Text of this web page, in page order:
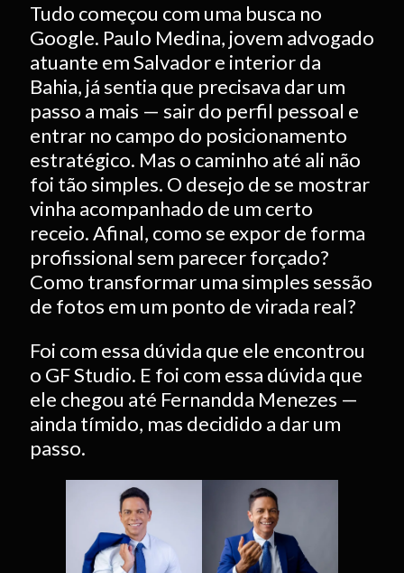
Tudo começou com uma busca no
Google. Paulo Medina, jovem advogado
atuante em Salvador e interior da
Bahia, já sentia que precisava dar um
passo a mais — sair do perfil pessoal e
entrar no campo do posicionamento
estratégico. Mas o caminho até ali não
foi tão simples. O desejo de se mostrar
vinha acompanhado de um certo
receio. Afinal, como se expor de forma
profissional sem parecer forçado?
Como transformar uma simples sessão
de fotos em um ponto de virada real?
Foi com essa dúvida que ele encontrou
o GF Studio. E foi com essa dúvida que
ele chegou até Fernandda Menezes —
ainda tímido, mas decidido a dar um
passo.